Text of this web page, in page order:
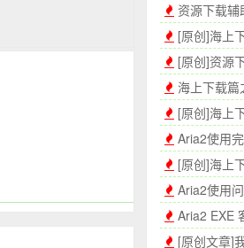
资源下载辅
[原创]海上
[原创]资源
海上下载篇
[原创]海上
Aria2使用完完全全新
[原创]海上下载
Aria2使用问
Aria2 EXE
[原创文章]我